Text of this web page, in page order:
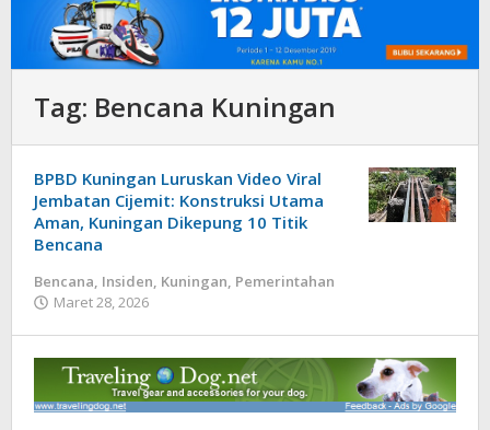
Tag: Bencana Kuningan
BPBD Kuningan Luruskan Video Viral
Jembatan Cijemit: Konstruksi Utama
Aman, Kuningan Dikepung 10 Titik
Bencana
Bencana, Insiden, Kuningan, Pemerintahan
Maret 28, 2026